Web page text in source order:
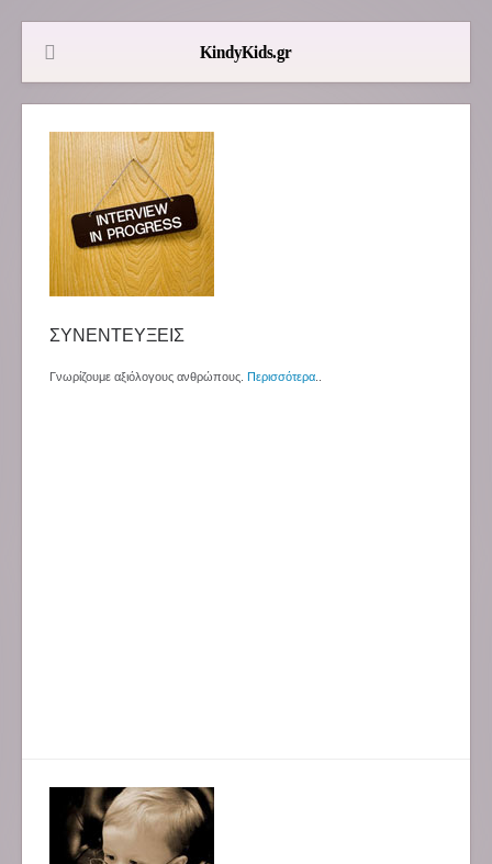
ΣΥΝΕΝΤΕΥΞΕΙΣ
Γνωρίζουμε αξιόλογους ανθρώπους. Περισσότερα